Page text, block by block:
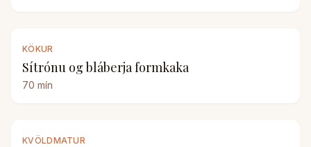
KÖKUR
Sítrónu og bláberja formkaka
70 mín
KVÖLDMATUR